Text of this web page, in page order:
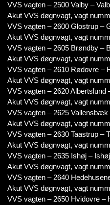
VVS vagten – 2500 Valby –
Akut VVS døgnvagt, vagt
VVS vagten – 2600 Glostrup –
Akut VVS døgnvagt, vagt
VVS vagten – 2605 Brøndby –
Akut VVS døgnvagt, vagt
VVS vagten – 2610 Rødovre –
Akut VVS døgnvagt, vagt
VVS vagten – 2620
Akut VVS døgnvagt, vagt
VVS vagten – 2625
Akut VVS døgnvagt, vagt
VVS vagten – 2630 Taastrup –
Akut VVS døgnvagt, vagt
VVS vagten – 2635 Ishøj –
Akut VVS døgnvagt, vagt
VVS vagten – 2640
Akut VVS døgnvagt, vagt
VVS vagten – 2650 Hvidovre –